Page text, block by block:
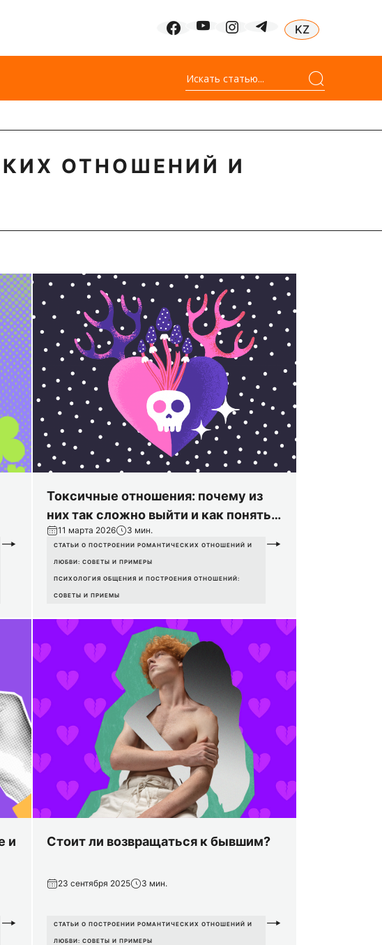
ОТНОШЕНИЙ И
Токсичные отношения: почему из
них так сложно выйти и как понять,
что это происходит с вами
11 марта 2026 3 мин.
СТАТЬИ О ПОСТРОЕНИИ РОМАНТИЧЕСКИХ ОТНОШЕНИЙ И
ЛЮБВИ: СОВЕТЫ И ПРИМЕРЫ
ПСИХОЛОГИЯ ОБЩЕНИЯ И ПОСТРОЕНИЯ ОТНОШЕНИЙ:
СОВЕТЫ И ПРИЕМЫ
и
Стоит ли возвращаться к бывшим?
23 сентября 2025 3 мин.
СТАТЬИ О ПОСТРОЕНИИ РОМАНТИЧЕСКИХ ОТНОШЕНИЙ И
ЛЮБВИ: СОВЕТЫ И ПРИМЕРЫ